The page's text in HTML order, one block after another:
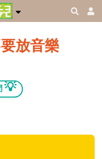
放音樂
💡